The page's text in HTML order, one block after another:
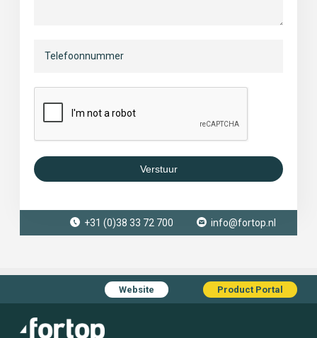
Verstuur
+31 (0)38 33 72 700 info@fortop.nl
Website Product Portal